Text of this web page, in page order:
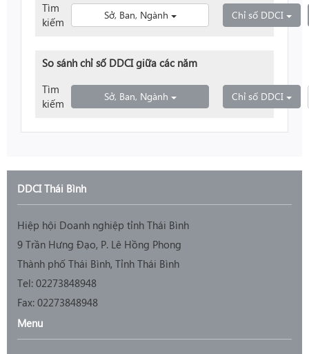
Tìm
kiếm
Sở, Ban, Ngành Toggle DropdownChỉ số DDCI
So sánh chỉ số DDCI giữa các năm
Tìm
kiếm
Sở, Ban, Ngành Toggle DropdownChỉ số DDCI
DDCI Thái Bình
Hiệp hội Doanh nghiệp tỉnh Thái Bình
9 Trần Hưng Đạo, P. Lê Hồng Phong
Thành phố Thái Bình, Tỉnh Thái Bình
Tel: 02273848948
Fax: 02273848948
Menu